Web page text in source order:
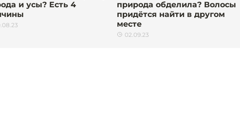
и усы? Есть 4
природа обделила? Волосы
придётся найти в другом
месте
02.09.23